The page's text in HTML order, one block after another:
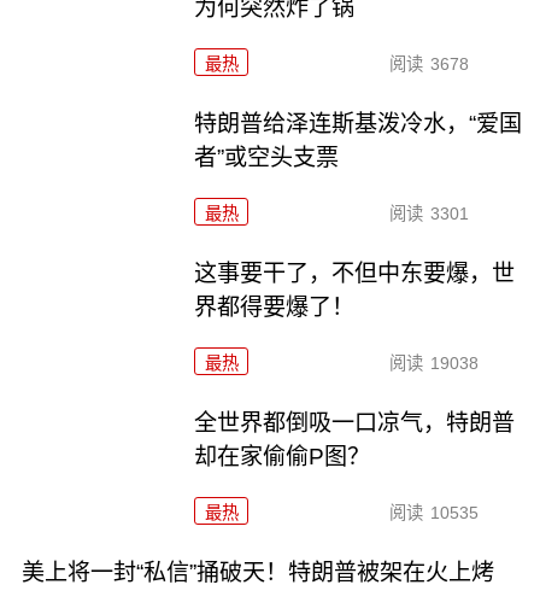
为何突然炸了锅
最热 阅读 3678
特朗普给泽连斯基泼冷水，“爱国
者”或空头支票
最热 阅读 3301
这事要干了，不但中东要爆，世
界都得要爆了！
最热 阅读 19038
全世界都倒吸一口凉气，特朗普
却在家偷偷P图？
最热 阅读 10535
美上将一封“私信”捅破天！特朗普被架在火上烤